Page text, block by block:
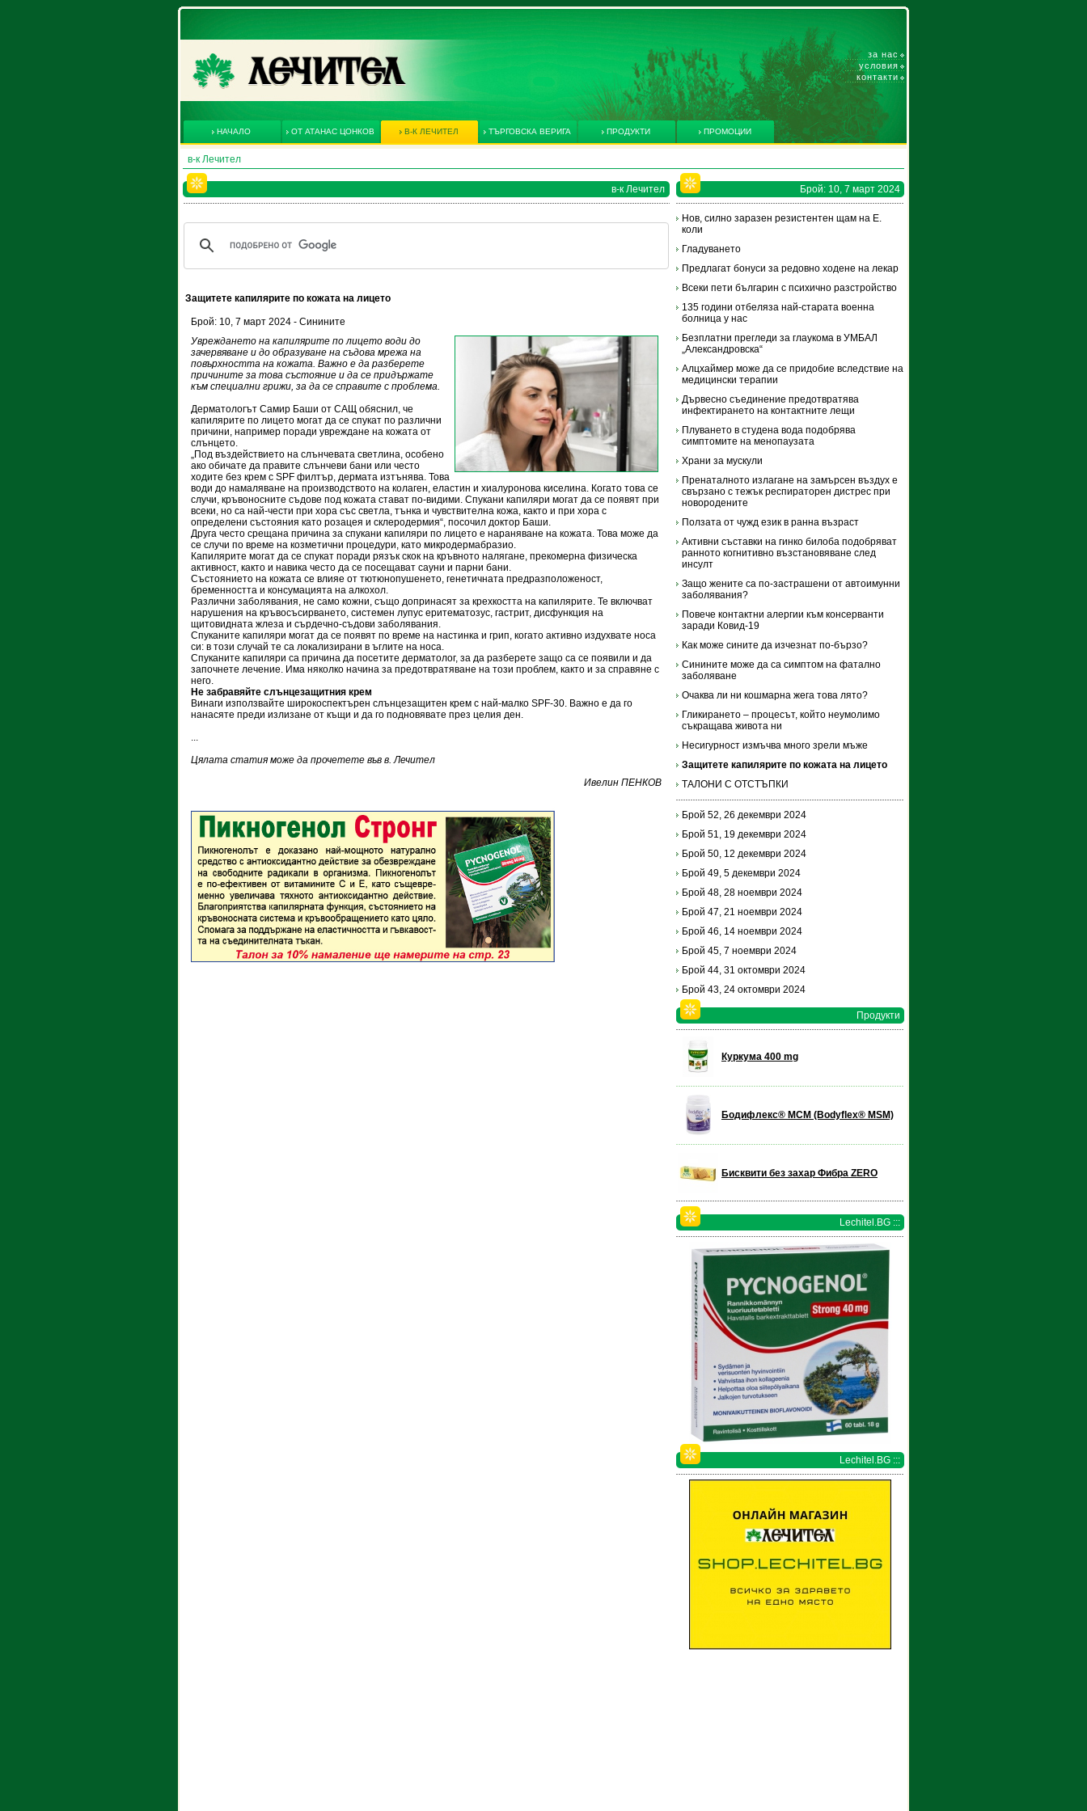
за нас
условия
контакти
НАЧАЛО ОТ АТАНАС ЦОНКОВ В-К ЛЕЧИТЕЛ ТЪРГОВСКА ВЕРИГА ПРОДУКТИ ПРОМОЦИИ
в-к Лечител
в-к Лечител
Защитете капилярите по кожата на лицето
Брой: 10, 7 март 2024 - Синините
Увреждането на капилярите по лицето води до
зачервяване и до образуване на съдова мрежа на
повърхността на кожата. Важно е да разберете
причините за това състояние и да се придържате
към специални грижи, за да се справите с проблема.
Дерматологът Самир Баши от САЩ обяснил, че
капилярите по лицето могат да се спукат по различни
причини, например поради увреждане на кожата от
слънцето.
„Под въздействието на слънчевата светлина, особено
ако обичате да правите слънчеви бани или често
ходите без крем с SPF филтър, дермата изтънява. Това
води до намаляване на производството на колаген, еластин и хиалуронова киселина. Когато това се
случи, кръвоносните съдове под кожата стават по-видими. Спукани капиляри могат да се появят при
всеки, но са най-чести при хора със светла, тънка и чувствителна кожа, както и при хора с
определени състояния като розацея и склеродермия“, посочил доктор Баши.
Друга често срещана причина за спукани капиляри по лицето е нараняване на кожата. Това може да
се случи по време на козметични процедури, като микродермабразио.
Капилярите могат да се спукат поради рязък скок на кръвното налягане, прекомерна физическа
активност, както и навика често да се посещават сауни и парни бани.
Състоянието на кожата се влияе от тютюнопушенето, генетичната предразположеност,
бременността и консумацията на алкохол.
Различни заболявания, не само кожни, също допринасят за крехкостта на капилярите. Те включват
нарушения на кръвосъсирването, системен лупус еритематозус, гастрит, дисфункция на
щитовидната жлеза и сърдечно-съдови заболявания.
Спуканите капиляри могат да се появят по време на настинка и грип, когато активно издухвате носа
си: в този случай те са локализирани в ъглите на носа.
Спуканите капиляри са причина да посетите дерматолог, за да разберете защо са се появили и да
започнете лечение. Има няколко начина за предотвратяване на този проблем, както и за справяне с
него.
Не забравяйте слънцезащитния крем
Винаги използвайте широкоспектърен слънцезащитен крем с най-малко SPF-30. Важно е да го
нанасяте преди излизане от къщи и да го подновявате през целия ден.
...
Цялата статия може да прочетете във в. Лечител
Ивелин ПЕНКОВ
Брой: 10, 7 март 2024
Нов, силно заразен резистентен щам на Е.
коли
Гладуването
Предлагат бонуси за редовно ходене на лекар
Всеки пети българин с психично разстройство
135 години отбеляза най-старата военна
болница у нас
Безплатни прегледи за глаукома в УМБАЛ
„Александровска“
Алцхаймер може да се придобие вследствие на
медицински терапии
Дървесно съединение предотвратява
инфектирането на контактните лещи
Плуването в студена вода подобрява
симптомите на менопаузата
Храни за мускули
Пренаталното излагане на замърсен въздух е
свързано с тежък респираторен дистрес при
новородените
Ползата от чужд език в ранна възраст
Активни съставки на гинко билоба подобряват
ранното когнитивно възстановяване след
инсулт
Защо жените са по-застрашени от автоимунни
заболявания?
Повече контактни алергии към консерванти
заради Ковид-19
Как може сините да изчезнат по-бързо?
Синините може да са симптом на фатално
заболяване
Очаква ли ни кошмарна жега това лято?
Гликирането – процесът, който неумолимо
съкращава живота ни
Несигурност измъчва много зрели мъже
Защитете капилярите по кожата на лицето
ТАЛОНИ С ОТСТЪПКИ
Брой 52, 26 декември 2024
Брой 51, 19 декември 2024
Брой 50, 12 декември 2024
Брой 49, 5 декември 2024
Брой 48, 28 ноември 2024
Брой 47, 21 ноември 2024
Брой 46, 14 ноември 2024
Брой 45, 7 ноември 2024
Брой 44, 31 октомври 2024
Брой 43, 24 октомври 2024
Продукти
Куркума 400 mg
Бодифлекс® МСМ (Bodyflex® MSM)
Бисквити без захар Фибра ZERO
Lechitel.BG :::
Lechitel.BG :::